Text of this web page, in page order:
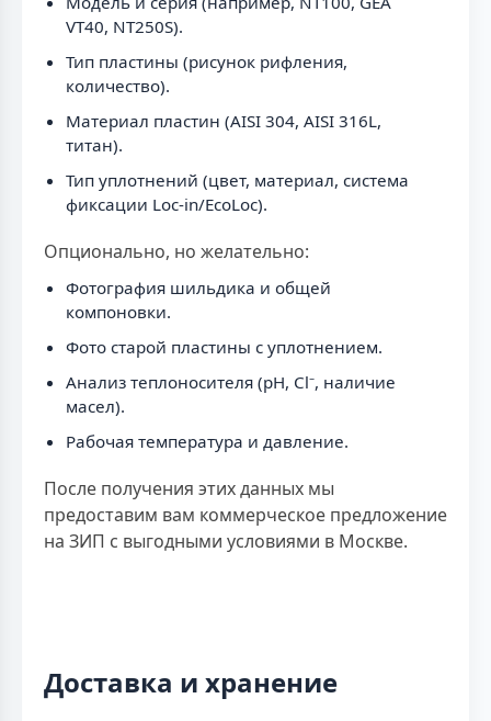
VT40, NT250S).
Тип пластины (рисунок рифления,
количество).
Материал пластин (AISI 304, AISI 316L,
титан).
Тип уплотнений (цвет, материал, система
фиксации Loc-in/EcoLoc).
Опционально, но желательно:
Фотография шильдика и общей
компоновки.
Фото старой пластины с уплотнением.
Анализ теплоносителя (pH, Cl⁻, наличие
масел).
Рабочая температура и давление.
После получения этих данных мы
предоставим вам коммерческое предложение
на ЗИП с выгодными условиями в Москве.
Доставка и хранение